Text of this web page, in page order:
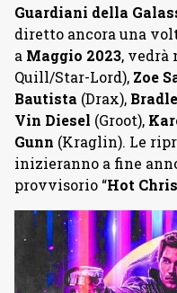
Guardiani della
diretto ancora una
a Maggio 2023, vedrà
Quill/Star-Lord), Zoe
Bautista (Drax),
Vin Diesel (Groot),
Gunn (Kraglin). Le
inizieranno a fine
provvisorio “Hot